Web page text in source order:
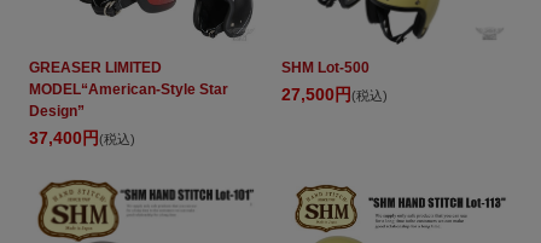
GREASER LIMITED
MODEL“American-Style Star
Design”
37,400円(税込)
SHM Lot-500
27,500円(税込)